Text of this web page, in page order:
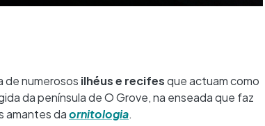
de numerosos ilhéus e recifesque actuam como
da península de O Grove, na enseada que faz
amantes daornitologia.